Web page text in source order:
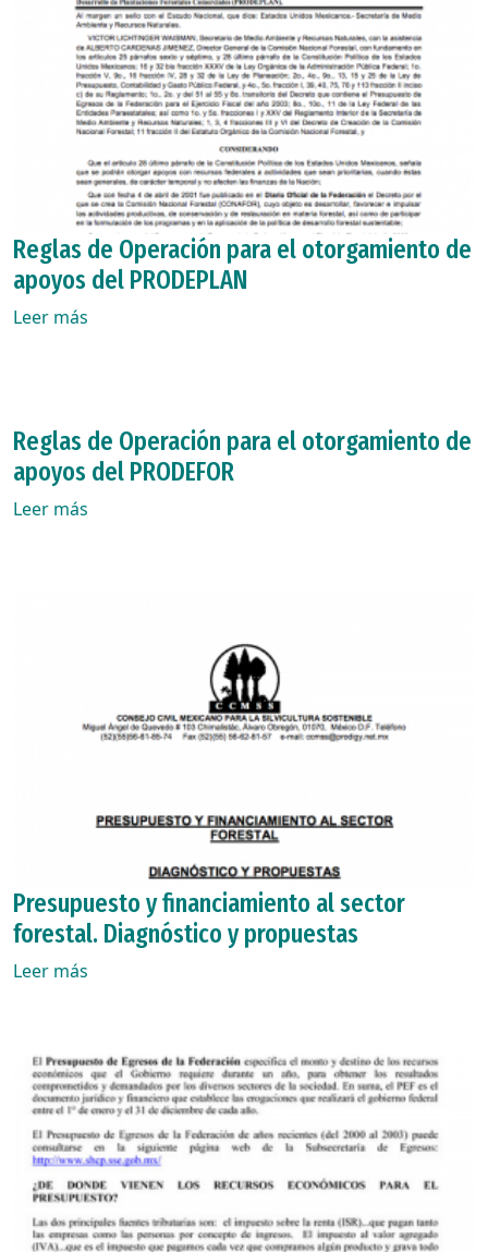
Reglas de Operación para el otorgamiento de
apoyos del PRODEPLAN
Leer más
Reglas de Operación para el otorgamiento de
apoyos del PRODEFOR
Leer más
Presupuesto y financiamiento al sector
forestal. Diagnóstico y propuestas
Leer más